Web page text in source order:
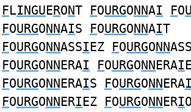
FLINGUERONT FOURGONNAI FO
FOURGONNAIS FOURGONNAIT
FOURGONNASSIEZ FOURGONNASS
FOURGONNERAI FOURGONNERAI
FOURGONNERAIS FOURGONNERAI
FOURGONNERIEZ FOURGONNERI